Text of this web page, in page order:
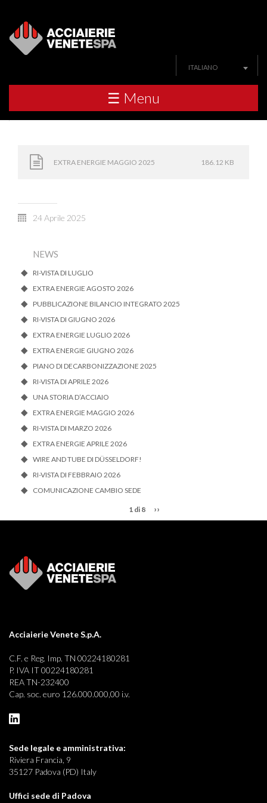
ITALIANO
☰ Menu
EXTRA ENERGIE MAGGIO 2025 186.12 KB
24 Aprile 2025
NEWS
RI-VISTA DI LUGLIO
EXTRA ENERGIE AGOSTO 2026
PUBBLICAZIONE BILANCIO INTEGRATO 2025
RI-VISTA DI GIUGNO 2026
EXTRA ENERGIE LUGLIO 2026
EXTRA ENERGIE GIUGNO 2026
PIANO DI DECARBONIZZAZIONE 2025
RI-VISTA DI APRILE 2026
UNA STORIA D’ACCIAIO
EXTRA ENERGIE MAGGIO 2026
RI-VISTA DI MARZO 2026
EXTRA ENERGIE APRILE 2026
WIRE AND TUBE DI DÜSSELDORF!
RI-VISTA DI FEBBRAIO 2026
COMUNICAZIONE CAMBIO SEDE
1 di 8 ››
Acciaierie Venete S.p.A.
C.F. e Reg. Imp. TN 00224180281
P. IVA IT 00224180281
REA TN-232400
Cap. soc. euro 126.000.000,00 i.v.
Sede legale e amministrativa:
Riviera Francia, 9
35127 Padova (PD) Italy
Uffici sede di Padova